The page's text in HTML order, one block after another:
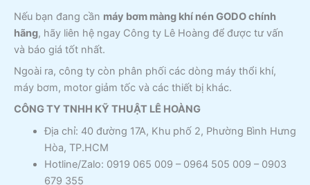
Nếu bạn đang cần máy bơm màng khí nén GODO chính
hãng, hãy liên hệ ngay Công ty Lê Hoàng để được tư vấn
và báo giá tốt nhất.
Ngoài ra, công ty còn phân phối các dòng máy thổi khí,
máy bơm, motor giảm tốc và các thiết bị khác.
CÔNG TY TNHH KỸ THUẬT LÊ HOÀNG
Địa chỉ: 40 đường 17A, Khu phố 2, Phường Bình Hưng
Hòa, TP.HCM
Hotline/Zalo: 0919 065 009 – 0964 505 009 – 0903
679 355